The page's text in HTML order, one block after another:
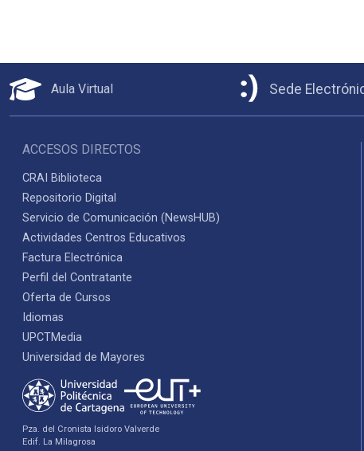
Aula Virtual Sede
ACCESOS DIRECTOS
CRAI Biblioteca
Repositorio Digital
Servicio de Comunicación (NewsHUB)
Actividades Centros Educativos
Factura Electrónica
Perfil del Contratante
Oferta de Cursos
Idiomas
UPCTMedia
Universidad de Mayores
Pza. del Cronista Isidoro Valverde
Edif. La Milagrosa